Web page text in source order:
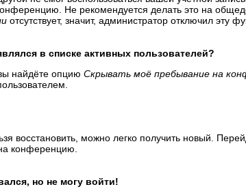
Не рекомендуется делать это на
отсутствует, значит, администратор отключил эту
в списке активных пользователей?
найдёте опцию Скрывать моё пребывание на
восстановить, можно легко получить новый.
конференцию.
но не могу войти!